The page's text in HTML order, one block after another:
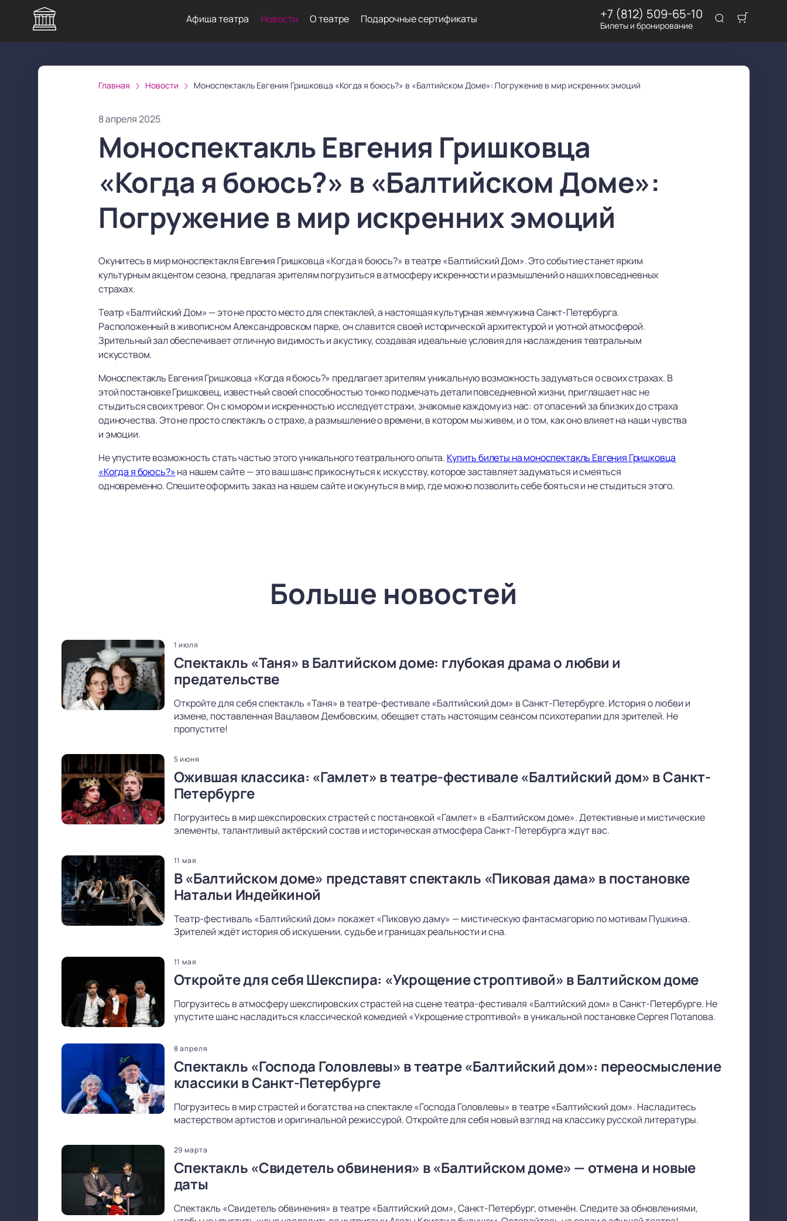
Афиша театра Новости О театре Подарочные сертификаты +7 (812) 509-65-10
Билеты и бронирование
Главная Новости Моноспектакль Евгения Гришковца «Когда я боюсь?» в «Балтийском Доме»: Погружение в мир искренних эмоций
8 апреля 2025
Моноспектакль Евгения Гришковца
«Когда я боюсь?» в «Балтийском Доме»:
Погружение в мир искренних эмоций
Окунитесь в мир моноспектакля Евгения Гришковца «Когда я боюсь?» в театре «Балтийский Дом». Это событие станет ярким
культурным акцентом сезона, предлагая зрителям погрузиться в атмосферу искренности и размышлений о наших повседневных
страхах.
Театр «Балтийский Дом» — это не просто место для спектаклей, а настоящая культурная жемчужина Санкт-Петербурга.
Расположенный в живописном Александровском парке, он славится своей исторической архитектурой и уютной атмосферой.
Зрительный зал обеспечивает отличную видимость и акустику, создавая идеальные условия для наслаждения театральным
искусством.
Моноспектакль Евгения Гришковца «Когда я боюсь?» предлагает зрителям уникальную возможность задуматься о своих страхах. В
этой постановке Гришковец, известный своей способностью тонко подмечать детали повседневной жизни, приглашает нас не
стыдиться своих тревог. Он с юмором и искренностью исследует страхи, знакомые каждому из нас: от опасений за близких до страха
одиночества. Это не просто спектакль о страхе, а размышление о времени, в котором мы живем, и о том, как оно влияет на наши чувства
и эмоции.
Не упустите возможность стать частью этого уникального театрального опыта. Купить билеты на моноспектакль Евгения Гришковца
«Когда я боюсь?»на нашем сайте — это ваш шанс прикоснуться к искусству, которое заставляет задуматься и смеяться
одновременно. Спешите оформить заказ на нашем сайте и окунуться в мир, где можно позволить себе бояться и не стыдиться этого.
Больше новостей
1 июля
Спектакль «Таня» в Балтийском доме: глубокая драма о любви и
предательстве
Откройте для себя спектакль «Таня» в театре-фестивале «Балтийский дом» в Санкт-Петербурге. История о любви и
измене, поставленная Вацлавом Дембовским, обещает стать настоящим сеансом психотерапии для зрителей. Не
пропустите!
5 июня
Ожившая классика: «Гамлет» в театре-фестивале «Балтийский дом» в Санкт-
Петербурге
Погрузитесь в мир шекспировских страстей с постановкой «Гамлет» в «Балтийском доме». Детективные и мистические
элементы, талантливый актёрский состав и историческая атмосфера Санкт-Петербурга ждут вас.
11 мая
В «Балтийском доме» представят спектакль «Пиковая дама» в постановке
Натальи Индейкиной
Театр-фестиваль «Балтийский дом» покажет «Пиковую даму» — мистическую фантасмагорию по мотивам Пушкина.
Зрителей ждёт история об искушении, судьбе и границах реальности и сна.
11 мая
Откройте для себя Шекспира: «Укрощение строптивой» в Балтийском доме
Погрузитесь в атмосферу шекспировских страстей на сцене театра-фестиваля «Балтийский дом» в Санкт-Петербурге. Не
упустите шанс насладиться классической комедией «Укрощение строптивой» в уникальной постановке Сергея Потапова.
8 апреля
Спектакль «Господа Головлевы» в театре «Балтийский дом»: переосмысление
классики в Санкт-Петербурге
Погрузитесь в мир страстей и богатства на спектакле «Господа Головлевы» в театре «Балтийский дом». Насладитесь
мастерством артистов и оригинальной режиссурой. Откройте для себя новый взгляд на классику русской литературы.
29 марта
Спектакль «Свидетель обвинения» в «Балтийском доме» — отмена и новые
даты
Спектакль «Свидетель обвинения» в театре «Балтийский дом», Санкт-Петербург, отменён. Следите за обновлениями,